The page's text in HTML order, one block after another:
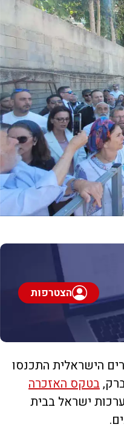
הצטרפות
הישראלית התכנסו
בטקס האזכרה
ישראל בבית